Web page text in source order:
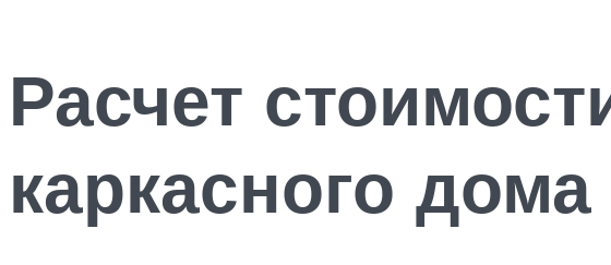
Расчет
каркасного дома